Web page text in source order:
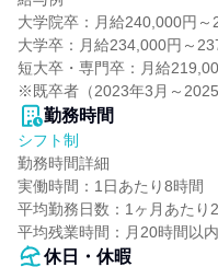
大学院卒：月給240,000円～
大学卒：月給234,000円～
短大卒・専門卒：月給
※既卒者（2023年3月～
勤務時間
シフト制
勤務時間詳細
実働時間：1日あたり8時間
平均勤務日数：1ヶ月あたり
平均残業時間：月20時間以
休日・休暇